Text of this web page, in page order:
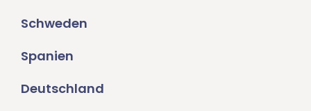
Schweden
Spanien
Deutschland